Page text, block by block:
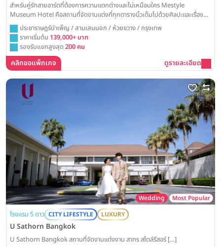
สำหรับคู่รักสายอาร์ตที่ต้องการความแตกต่างและไม่เหมือนใคร Mestyle
Museum Hotel คือสถานที่จัดงานแต่งที่ทุกตารางนิ้วเต็มไปด้วยศิลปะและเรื่อง
ราว พร้อมเปลี่ยนวันวิวาห์ของคุณให้กลายเป็นนิทรรศการแห่งความรัก
ประชาราษฎร์บำเพ็ญ / สามเสนนอก / ห้วยขวาง / กรุงเทพ
ราคาเริ่มต้น 139,000+ บาท
รองรับแขกสูงสุด 200 คน
คลิกขอแพ็กเกจ ดูรายละเอียด
Wedding Most Popular
โรงแรม 5 ดาว CITY LIFESTYLE LUXURY
U Sathorn Bangkok
U Sathorn Bangkok สถานที่จัดงานแต่งงาน สาทร สไตล์รีสอร์ […]